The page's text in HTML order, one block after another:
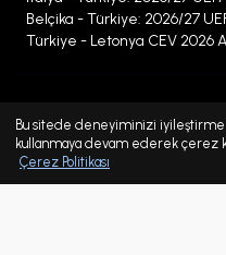
Belçika - Türkiye: 2026/27
Türkiye - Letonya CEV 2026
Kişisel
Bu sitede deneyiminizi
kullanmaya devam ederek çerez
Çerez Politikası